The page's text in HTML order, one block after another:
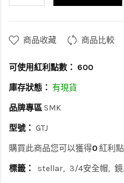
商品收藏 商品比較
可使用紅利點數： 600
庫存狀態： 有現貨
品牌專區 SMK
型號： GTJ
購買此商品您可以獲得0紅利
標籤：
stellar 3/4安全帽 鏡